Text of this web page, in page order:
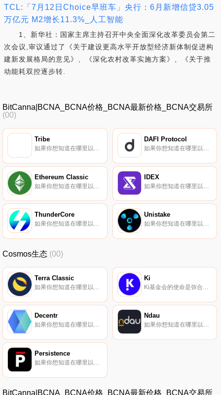
TCL:「7月12日Choice早班车」央行：6月新增信贷3.05
万亿元 M2增长11.3%_人工智能
1、新华社：国家主席主持召开中央全面深化改革委员会第二
次会议,审议通过了《关于建设更高水平开放型经济新体制促进构
建新发展格局的意见》、《深化农村改革实施方案》、《关于推
动能耗双控逐步转.
BitCanna|BCNA_BCNA价格_BCNA最新价格_BCNA交易所
(00)
Tribe
如果你想知道在哪里以当前价格购买Tribe,目前交易{Tribe]股票的顶级加密货币交易所是BTCEX、Bitrue、CoinW、ByTRIBEt和BingX。您可以在我们的加密货币交易所页面上找到其他列表。什么是Tribe（TRIBE）？Tribe是FEI算法稳定币的治理令牌.
DAFI Protocol
如果你想知道在哪里以当前价格购买DAFI Protocol,目前交易{DAFI Protocol]股票的顶级加密货币交易所是Gate.io、XT.COM、AscendEX（BitMax）、LATOKEN和JuDAFI。您可以在我们的加密货币交易所页面上找到其他列表.
Ethereum Classic IDEX
ThunderCore
如果你想知道在哪里以当前价格购买ThunderCore,目前交易{ThunderCore]股票的顶级加密货币交易所是KuCoin、Gate.io、HuoTT、UpTTt和BKEX。您可以在我们的加密货币交易所页面上找到其他列表.
Unistake
如果你想知道在哪里以当前价格购买Unistake,目前交易{Unistake]股票的顶级加密货币交易所是Gate.io和Uniswap（V2）。您可以在我们的加密货币交易所页面上找到其他列表.
Cosmos生态 (00)
Terra Classic Ki
Decentr
如果你想知道在哪里以当前价格购买Decentr,目前交易{Decentr]股票的顶级加密货币交易所是AscendEX（BitMax）、Poloniex和Osmosis。您可以在我们的加密货币交易所页面上找到其他列表.
Ndau
如果你想知道在哪里以当前价格购买Ndau,目前交易{Ndau]股票的顶级加密货币交易所是KuCoin。您可以在我们的加密货币交易所页面上找到其他列表。ndau自称是世界上第一个活跃的虚拟货币。它专门针对长期价值存储进行了优化,具有弹性的治理和旨在保护其持有人的保障措施.
Persistence
如果你想知道在哪里以当前价格购买Persistence,目前交易{Persistence]股票的顶级加密货币交易所是KuCoin、Gate.io、HuoXPRT、CoinEx和AscendEX（BitMax）。您可以在我们的加密货币交易所页面上找到其他列表.
BitCanna|BCNA_BCNA价格_BCNA最新价格_BCNA交易所